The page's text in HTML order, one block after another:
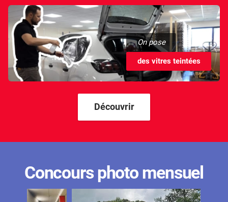
On pose
des vitres teintées
Découvrir
Concours photo mensuel